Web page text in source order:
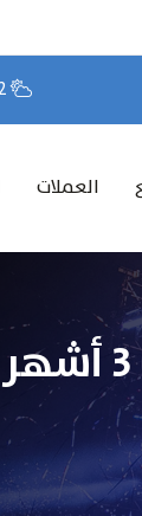
22 درجة مئوية
العملات
الدولار